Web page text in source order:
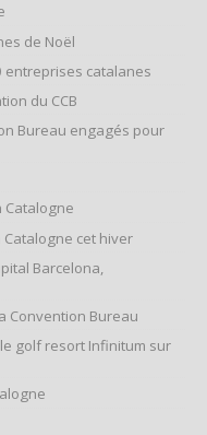
de Noël
entreprises catalanes
du CCB
Bureau engagés pour
Catalogne
cet hiver
Barcelona,
Convention Bureau
golf resort Infinitum sur